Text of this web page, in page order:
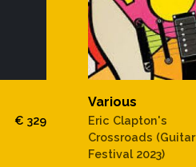
€ 329
Various
Eric Clapton's
Crossroads (Guitar
Festival 2023)